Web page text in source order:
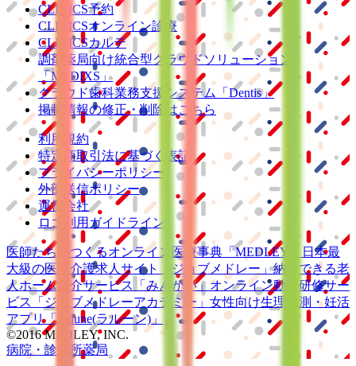
CLINICS予約
CLINICSオンライン診療
CLINICSカルテ
調剤薬局向け統合型クラウドソリューション
「MEDIXS」
クラウド歯科業務支援システム
「Dentis」
掲載情報の修正・削除はこちら
利用規約
特定商取引法に基づく表記
プライバシーポリシー
外部送信ポリシー
運営会社
ロゴ利用ガイドライン
医師たちがつくるオンライン医療事典 「MEDLEY」
日本最
大級の医療介護求人サイト 「ジョブメドレー」納得できる老
人ホーム紹介サービス
「みんかい」 オンライン動画研修サー
ビス
「ジョブメドレーアカデミー」 女性向け生理予測・妊活
アプリ「Lalune(ラルーン)」
©2016 MEDLEY, INC.
病院・診療所薬局